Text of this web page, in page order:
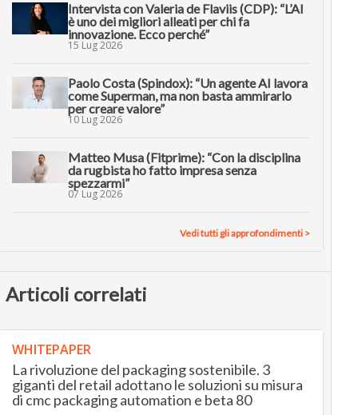
Intervista con Valeria de Flaviis (CDP): “L’AI
è uno dei migliori alleati per chi fa
innovazione. Ecco perché”
15 Lug 2026
Paolo Costa (Spindox): “Un agente AI lavora
come Superman, ma non basta ammirarlo
per creare valore”
10 Lug 2026
Matteo Musa (Fitprime): “Con la disciplina
da rugbista ho fatto impresa senza
spezzarmi”
07 Lug 2026
Vedi tutti gli approfondimenti >
Articoli correlati
WHITEPAPER
La rivoluzione del packaging sostenibile. 3
giganti del retail adottano le soluzioni su misura
di cmc packaging automation e beta 80